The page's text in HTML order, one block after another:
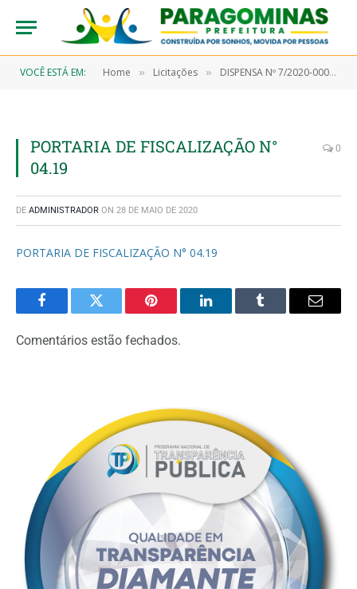
VOCÊ ESTÁ EM: Home » Licitações » DISPENSA Nº 7/2020-00032 (Aquisição de material hospitalar e proteção e segurança)
PORTARIA DE FISCALIZAÇÃO N°
04.19
0
DE ADMINISTRADOR ON 28 DE MAIO DE 2020
PORTARIA DE FISCALIZAÇÃO N° 04.19
FacebookTwitter Pinterest LinkedInTumblr Email
Comentários estão fechados.